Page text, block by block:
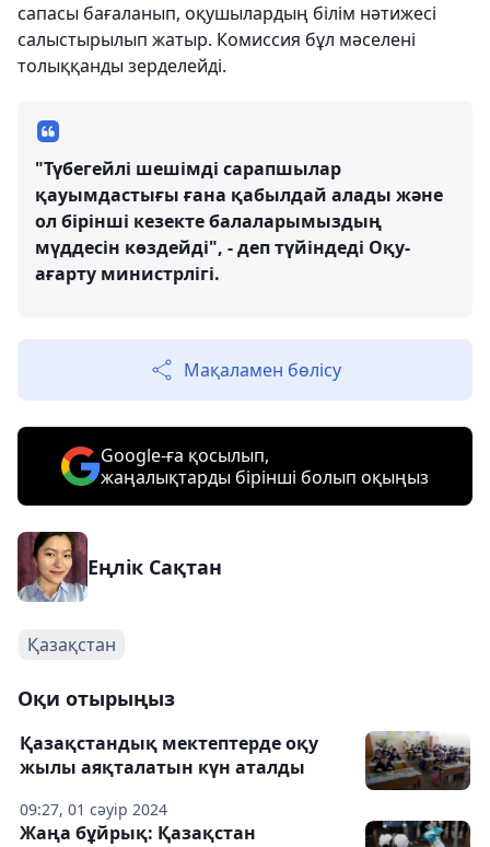
сапасы бағаланып, оқушылардың білім нәтижесі
салыстырылып жатыр. Комиссия бұл мәселені
толыққанды зерделейді.
"Түбегейлі шешімді сарапшылар
қауымдастығы ғана қабылдай алады және
ол бірінші кезекте балаларымыздың
мүддесін көздейді", - деп түйіндеді Оқу-
ағарту министрлігі.
Мақаламен бөлісу
Google-ға қосылып,
жаңалықтарды бірінші болып оқыңыз
Еңлік Сақтан
Қазақстан
Оқи отырыңыз
09:27, 01 сәуір 2024
Қазақстандық мектептерде оқу
жылы аяқталатын күн аталды
Жаңа бұйрық: Қазақстан